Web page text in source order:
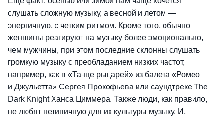
слушать сложную музыку, а весной и летом —
энергичную, с четким ритмом. Кроме того, обычно
женщины реагируют на музыку более эмоционально,
чем мужчины, при этом последние склонны слушать
громкую музыку с преобладанием низких частот,
например, как в «Танце рыцарей» из балета «Ромео
и Джульетта» Сергея Прокофьева или саундтреке The
Dark Knight Ханса Циммера. Также люди, как правило,
не любят нетипичную для их культуры музыку. И,